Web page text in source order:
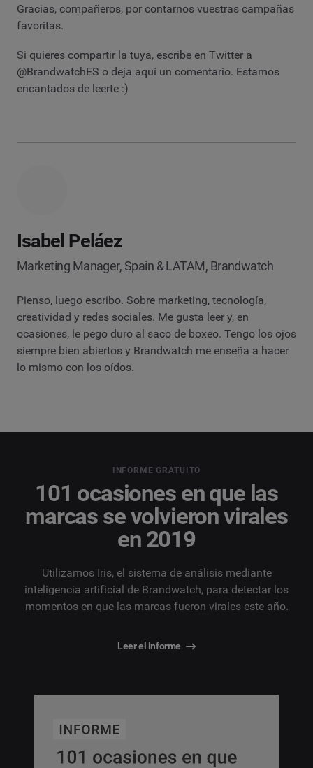
Gracias, compañeros, por contarnos vuestras campañas
favoritas.
Si quieres compartir la tuya, escribe en Twitter a
@BrandwatchES o deja aquí un comentario. Estamos
encantados de leerte :)
Isabel Peláez
Marketing Manager, Spain & LATAM, Brandwatch
Pienso, luego escribo. Sobre marketing, tecnología,
creatividad y redes sociales. Me gusta leer y, en
ocasiones, le pego duro al saco de boxeo. Tengo los ojos
siempre bien abiertos y Brandwatch me enseña a hacer
lo mismo con los oídos.
INFORME GRATUITO
101 ocasiones en que las
marcas se volvieron virales
en 2019
Utilizamos Iris, el sistema de análisis mediante
inteligencia artificial de Brandwatch, para detectar los
momentos en que las marcas fueron virales este año.
Leer el informe